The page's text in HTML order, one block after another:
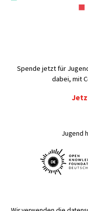
Spende jetzt für
dabei, mit
Jugend